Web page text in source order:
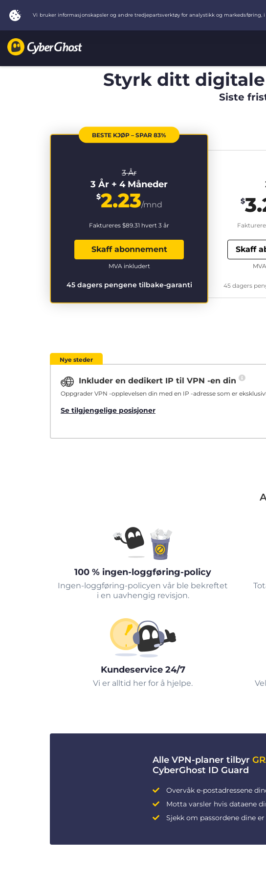
Styrk ditt
Siste
BESTE KJØP – SPAR 83%
3 År
3 År + 4 Måneder
$2.23/mnd
Faktureres $89.31 hvert 3 år
Skaff abonnement
45 dagers pengene tilbake-garanti
MVA inkludert
$
Skaff
45 dagers
Nye steder
Inkluder en dedikert IP til VPN -en din
Oppgrader VPN -opplevelsen din med en IP -adresse som er
Se tilgjengelige posisjoner
100 % ingen-loggføring-policy
Ingen-loggføring-policyen vår ble bekreftet
i en uavhengig revisjon.
Kundeservice 24/7
Vi er alltid her for å hjelpe.
Alle VPN-planer tilbyr
CyberGhost ID Guard
Overvåk e-postadressene
Motta varsler hvis dataene
Sjekk om passordene dine